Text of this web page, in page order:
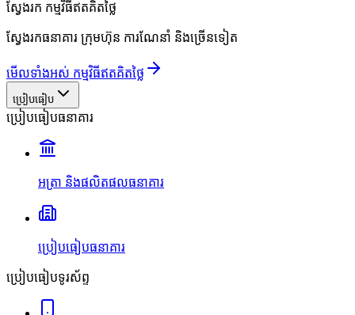
ស្វែងរក កម្មវិធីឥតគិតថ្លៃ
ស្វែងរកធនាគារ ក្រុមហ៊ុន ការណែនាំ និងច្រើនទៀត
មើលទាំងអស់ កម្មវិធីឥតគិតថ្លៃ
ប្រៀបធៀប
ប្រៀបធៀបធនាគារ
អត្រា និងផលិតផលធនាគារ
ប្រៀបធៀបធនាគារ
ប្រៀបធៀបទូរស័ព្ទ